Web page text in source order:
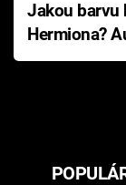
Jakou barvu
Hermiona?
Pottera